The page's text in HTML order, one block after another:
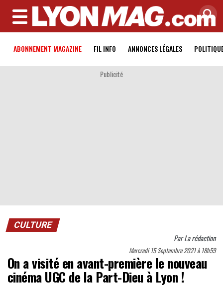
MENU
ABONNEMENT MAGAZINE FIL INFO ANNONCES LÉGALES
Publicité
CULTURE
ParLa rédaction
Mercredi 15 Septembre 2021 à 18h59
On a visité en avant-première le nouveau
cinéma UGC de la Part-Dieu à Lyon !